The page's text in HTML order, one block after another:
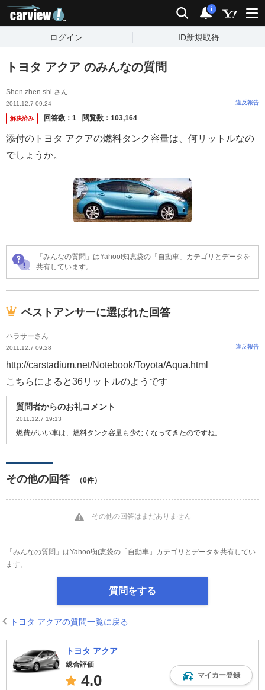
検索 通知
i
ログイン ID新規取得
トヨタ アクア のみんなの質問
Shen zhen shi.さん
2011.12.7 09:24 違反報告
解決済み 回答数： 1 閲覧数： 103,164
添付のトヨタ アクアの燃料タンク容量は、何リットルなの
でしょうか。
「みんなの質問」はYahoo!知恵袋の「自動車」カテゴリとデータを
共有しています。
ベストアンサーに選ばれた回答
ハラサーさん
2011.12.7 09:28 違反報告
http://carstadium.net/Notebook/Toyota/Aqua.html
こちらによると36リットルのようです
質問者からのお礼コメント
2011.12.7 19:13
燃費がいい車は、燃料タンク容量も少なくなってきたのですね。
その他の回答 （0件）
その他の回答はまだありません
「みんなの質問」はYahoo!知恵袋の「自動車」カテゴリとデータを共有してい
ます。
質問をする
トヨタ アクアの質問一覧に戻る
トヨタ アクア
総合評価
4.0 マイカー登録